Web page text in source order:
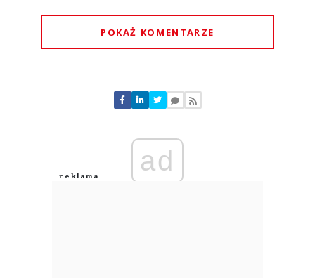
POKAŻ KOMENTARZE
Nie znaleziono komentarzy
Zostaw swoje komentarze
Anuluj
ad